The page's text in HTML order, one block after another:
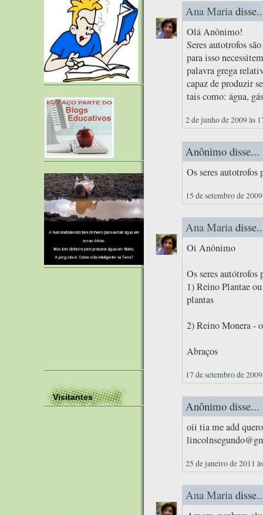
Visitantes
Ana Maria
Olá Anônimo!
Seres autotrofos
para isso
palavra grega
capaz de produzir
tais como: água,
2 de junho de 2009 às
Anônimo disse...
Os seres autotrofos
15 de setembro de
Ana Maria
Oi Anônimo
Os seres autótrofos
1) Reino Plantae
plantas
2) Reino Monera -
Abraços
17 de setembro de
Anônimo disse...
oii tia me add
25 de janeiro de 2011
Ana Maria